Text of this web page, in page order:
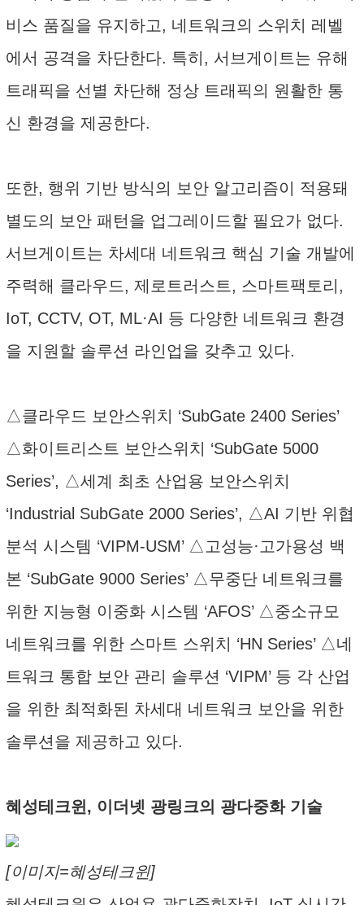
비스 품질을 유지하고, 네트워크의 스위치 레벨
에서 공격을 차단한다. 특히, 서브게이트는 유해
트래픽을 선별 차단해 정상 트래픽의 원활한 통
신 환경을 제공한다.
또한, 행위 기반 방식의 보안 알고리즘이 적용돼
별도의 보안 패턴을 업그레이드할 필요가 없다.
서브게이트는 차세대 네트워크 핵심 기술 개발에
주력해 클라우드, 제로트러스트, 스마트팩토리,
IoT, CCTV, OT, ML·AI 등 다양한 네트워크 환경
을 지원할 솔루션 라인업을 갖추고 있다.
△클라우드 보안스위치 ‘SubGate 2400 Series’
△화이트리스트 보안스위치 ‘SubGate 5000
Series’, △세계 최초 산업용 보안스위치
‘Industrial SubGate 2000 Series’, △AI 기반 위협
분석 시스템 ‘VIPM-USM’ △고성능·고가용성 백
본 ‘SubGate 9000 Series’ △무중단 네트워크를
위한 지능형 이중화 시스템 ‘AFOS’ △중소규모
네트워크를 위한 스마트 스위치 ‘HN Series’ △네
트워크 통합 보안 관리 솔루션 ‘VIPM’ 등 각 산업
을 위한 최적화된 차세대 네트워크 보안을 위한
솔루션을 제공하고 있다.
혜성테크윈, 이더넷 광링크의 광다중화 기술
[이미지=혜성테크윈]